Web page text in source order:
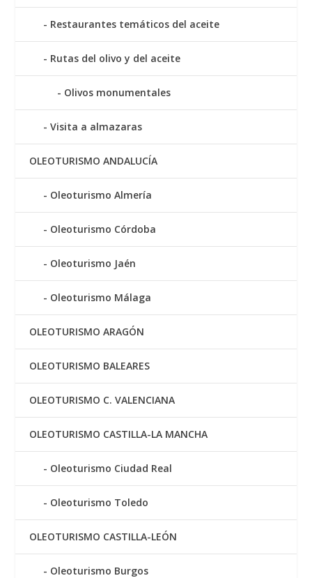
Restaurantes temáticos del aceite
Rutas del olivo y del aceite
Olivos monumentales
Visita a almazaras
OLEOTURISMO ANDALUCÍA
Oleoturismo Almería
Oleoturismo Córdoba
Oleoturismo Jaén
Oleoturismo Málaga
OLEOTURISMO ARAGÓN
OLEOTURISMO BALEARES
OLEOTURISMO C. VALENCIANA
OLEOTURISMO CASTILLA-LA MANCHA
Oleoturismo Ciudad Real
Oleoturismo Toledo
OLEOTURISMO CASTILLA-LEÓN
Oleoturismo Burgos